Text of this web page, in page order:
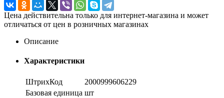
Цена действительна только для интернет-магазина и может
отличаться от цен в розничных магазинах
Описание
Характеристики
ШтрихКод
2000999606229
Базовая единица шт